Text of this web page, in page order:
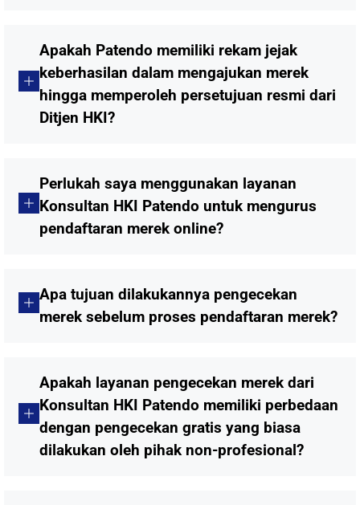
Apakah Patendo memiliki rekam jejak
keberhasilan dalam mengajukan merek
hingga memperoleh persetujuan resmi dari
Ditjen HKI?
Perlukah saya menggunakan layanan
Konsultan HKI Patendo untuk mengurus
pendaftaran merek online?
Apa tujuan dilakukannya pengecekan
merek sebelum proses pendaftaran merek?
Apakah layanan pengecekan merek dari
Konsultan HKI Patendo memiliki perbedaan
dengan pengecekan gratis yang biasa
dilakukan oleh pihak non-profesional?